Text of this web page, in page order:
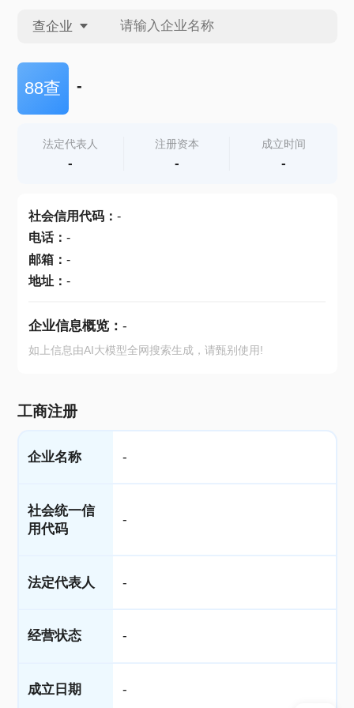
查企业
查企业
查产地
88查 -
法定代表人
-
注册资本
-
成立时间
-
社会信用代码： -
电话： -
邮箱： -
地址： -
企业信息概览： -
如上信息由AI大模型全网搜索生成，请甄别使用!
工商注册
企业名称 -
社会统一信
用代码
-
法定代表人 -
经营状态 -
成立日期 -